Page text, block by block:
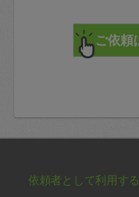
依頼者として利用する